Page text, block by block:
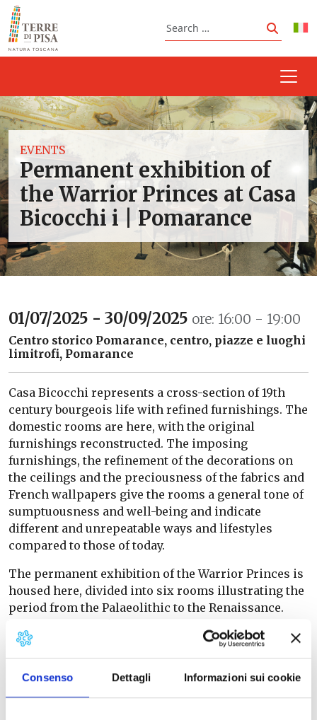
Consenso Dettagli Informazioni sui cookie
Skip to content
Search
Search
EVENTS
Permanent exhibition of
the Warrior Princes at Casa
Bicocchi i | Pomarance
01/07/2025 - 30/09/2025 ore: 16:00 - 19:00
Centro storico Pomarance, centro, piazze e luoghi
limitrofi, Pomarance
Casa Bicocchi represents a cross-section of 19th
century bourgeois life with refined furnishings. The
domestic rooms are here, with the original
furnishings reconstructed. The imposing
furnishings, the refinement of the decorations on
the ceilings and the preciousness of the fabrics and
French wallpapers give the rooms a general tone of
sumptuousness and well-being and indicate
different and unrepeatable ways and lifestyles
compared to those of today.
The permanent exhibition of the Warrior Princes is
housed here, divided into six rooms illustrating the
period from the Palaeolithic to the Renaissance.
‘Ciottolo di Lustignano’, which bears an engraved
image of a bison, one of the oldest testimonies of
prehistoric art in Tuscany. Another valuable find is